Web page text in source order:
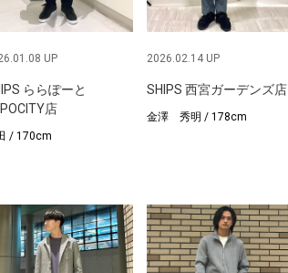
UP
ららぽーと
店
/ 170cm
2026.02.14 UP
SHIPS 西宮ガーデンズ店
金澤 秀明 / 178cm